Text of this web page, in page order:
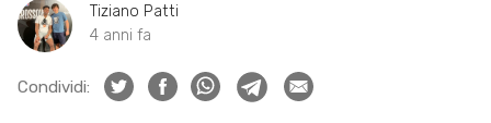
Tiziano Patti
4 anni fa
Condividi: